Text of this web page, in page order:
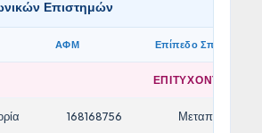
Επιστημών
ΑΦΜ Επίπεδο Σπουδών
ΕΠΙΤΥΧΟΝΤΕΣ/
168168756 Μεταπτυχιακό